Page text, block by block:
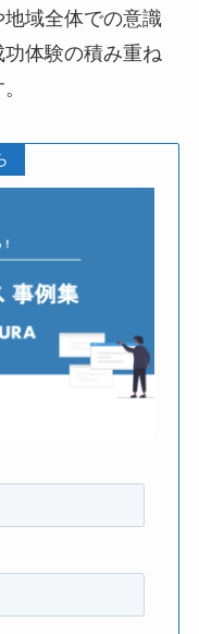
域全体での意識
体験の積み重ね